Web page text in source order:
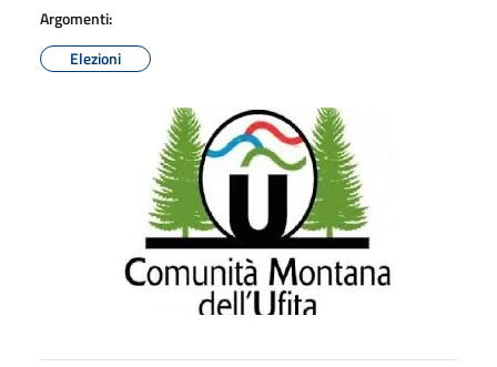
Argomenti:
Elezioni